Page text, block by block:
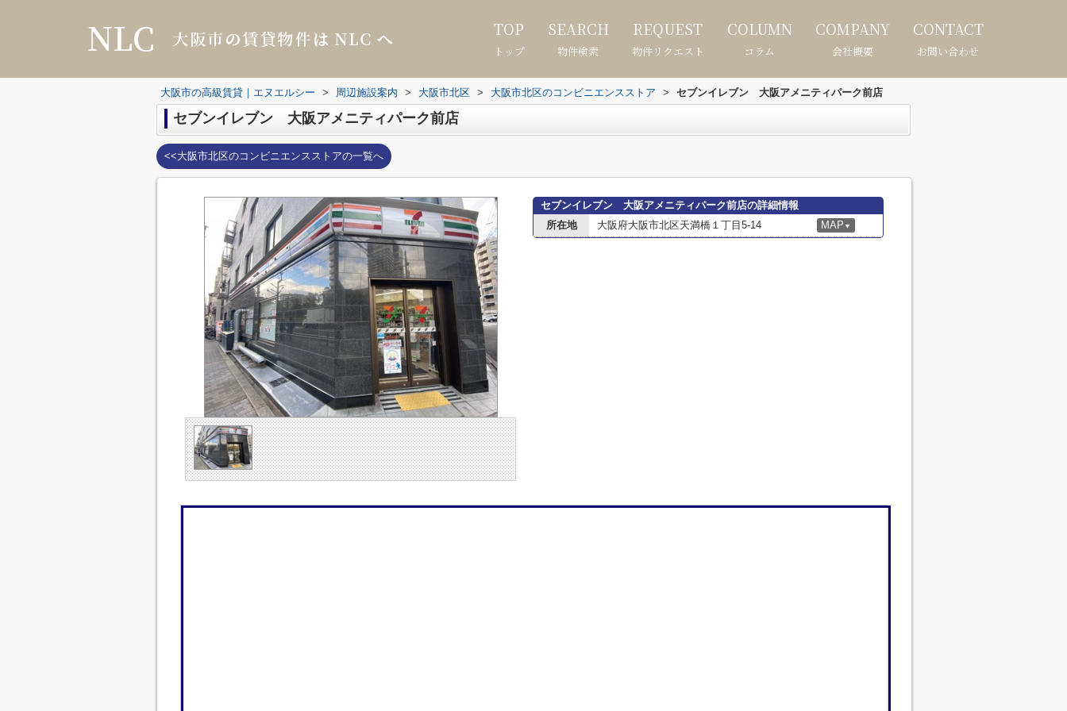
TOP
トップ
SEARCH
物件検索
REQUEST
物件リクエスト
COLUMN
コラム
COMPANY
会社概要
CONTACT
お問い合わせ
大阪市の高級賃貸｜エヌエルシー > 周辺施設案内 > 大阪市北区 > 大阪市北区のコンビニエンスストア > セブンイレブン 大阪アメニティパーク前店
セブンイレブン 大阪アメニティパーク前店
<<大阪市北区のコンビニエンスストアの一覧へ
セブンイレブン 大阪アメニティパーク前店の詳細情報
所在地
大阪府大阪市北区天満橋１丁目5-14 MAP ▼